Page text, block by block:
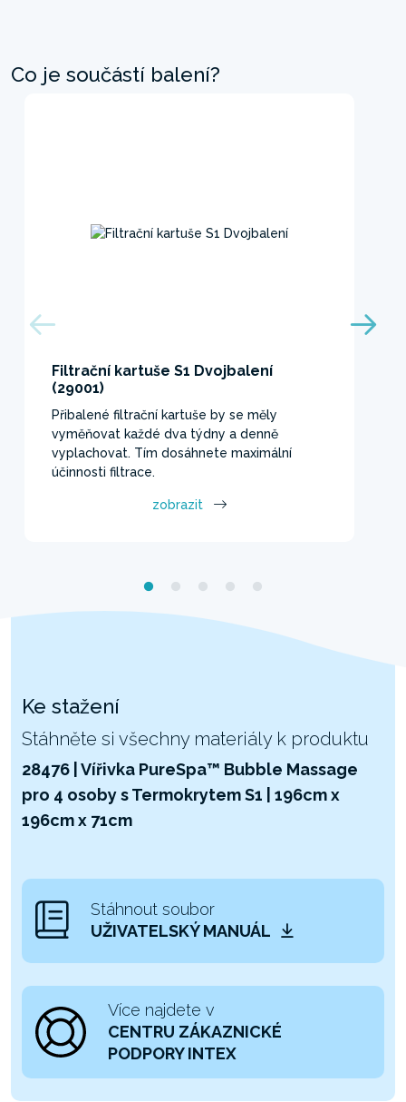
Co je součástí balení?
Filtrační kartuše S1 Dvojbalení
(29001)
Přibalené filtrační kartuše by se měly
vyměňovat každé dva týdny a denně
vyplachovat. Tím dosáhnete maximální
účinnosti filtrace.
zobrazit
Ke stažení
Stáhněte si všechny materiály k produktu
28476 | Vířivka PureSpa™ Bubble Massage
pro 4 osoby s Termokrytem S1 | 196cm x
196cm x 71cm
Stáhnout soubor
UŽIVATELSKÝ MANUÁL
Více najdete v
CENTRU ZÁKAZNICKÉ
PODPORY INTEX